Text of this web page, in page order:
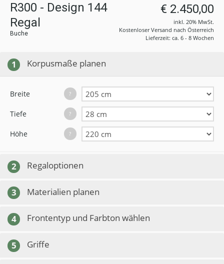
R300 - Design 144
Regal
Buche
€ 2.450,00
inkl. 20% MwSt.
Kostenloser Versand nach Österreich
Lieferzeit: ca. 6 - 8 Wochen
1 Korpusmaße planen
Breite ?
Tiefe ?
Höhe ?
2 Regaloptionen
3 Materialien planen
4 Frontentyp und Farbton wählen
5 Griffe